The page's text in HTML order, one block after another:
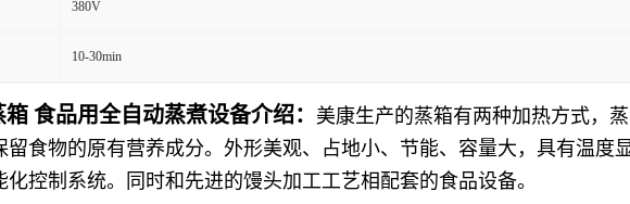
380V
10-30min
食品用全自动蒸煮设备介绍： 美康生产的蒸箱有两种加热方式，
食物的原有营养成分。外形美观、占地小、节能、容量大，具有温度
控制系统。同时和先进的馒头加工工艺相配套的食品设备。